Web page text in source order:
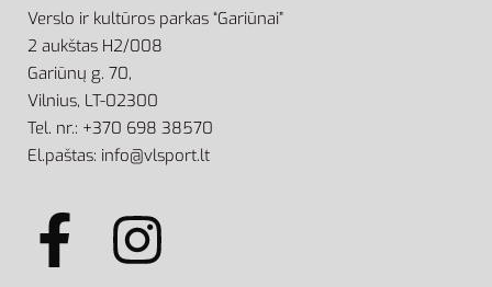
Verslo ir kultūros parkas “Gariūnai”
2 aukštas H2/008
Gariūnų g. 70,
Vilnius, LT-02300
Tel. nr.: +370 698 38570
El.paštas: info@vlsport.lt